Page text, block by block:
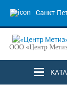
Санкт-
ООО «Центр